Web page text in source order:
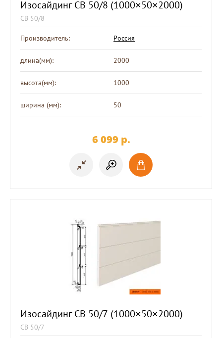
Изосайдинг СВ 50/8 (1000×50×2000)
СВ 50/8
Производитель: Россия
длина(мм): 2000
высота(мм): 1000
ширина (мм): 50
6 099 p.
Изосайдинг СВ 50/7 (1000×50×2000)
СВ 50/7